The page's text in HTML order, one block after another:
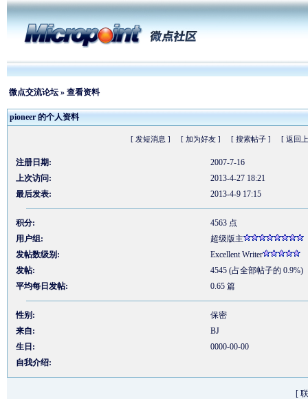
微点交流论坛 » 查看资料
pioneer 的个人资料
[ 发短消息 ] [ 加为好友 ] [ 搜索帖子 ] [ 返回
注册日期:
2007-7-16
上次访问:
2013-4-27 18:21
最后发表:
2013-4-9 17:15
积分:
4563 点
用户组:
超级版主
发帖数级别:
Excellent Writer
发帖:
4545 (占全部帖子的 0.9%)
平均每日发帖:
0.65 篇
性别:
保密
来自:
BJ
生日:
0000-00-00
自我介绍:
[